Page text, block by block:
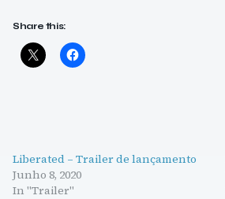
Share this:
Liberated – Trailer de lançamento
Junho 8, 2020
In "Trailer"